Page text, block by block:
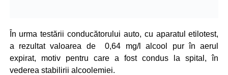
În urma testării conducătorului auto, cu aparatul etilotest,
a rezultat valoarea de 0,64 mg/l alcool pur în aerul
expirat, motiv pentru care a fost condus la spital, în
vederea stabilirii alcoolemiei.